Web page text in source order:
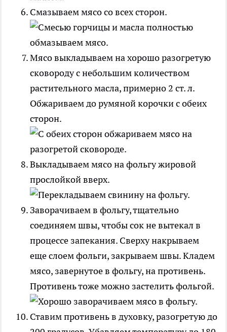
Смазываем мясо со всех сторон.
Мясо выкладываем на хорошо разогретую
сковороду с небольшим количеством
растительного масла, примерно 2 ст. л.
Обжариваем до румяной корочки с обеих
сторон.
Выкладываем мясо на фольгу жировой
прослойкой вверх.
Заворачиваем в фольгу, тщательно
соединяем швы, чтобы сок не вытекал в
процессе запекания. Сверху накрываем
еще слоем фольги, закрываем швы. Кладем
мясо, завернутое в фольгу, на противень.
Противень тоже можно застелить фольгой.
Ставим противень в духовку, разогретую до